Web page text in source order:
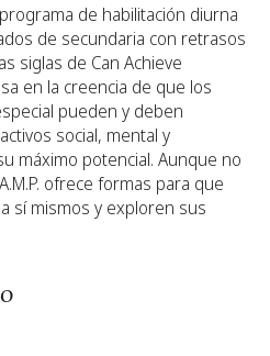
de habilitación diurna
de secundaria con retrasos
siglas de Can Achieve
en la creencia de que los
pueden y deben
social, mental y
máximo potencial. Aunque no
ofrece formas para que
sí mismos y exploren sus